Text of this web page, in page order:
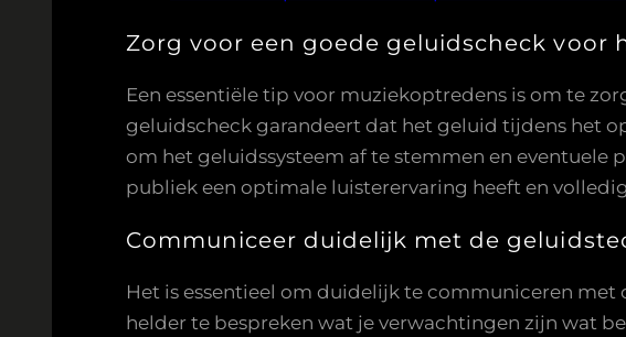
Zorg voor een goede geluidscheck voor
Een essentiële tip voor muziekoptredens is om te
geluidscheck garandeert dat het geluid tijdens het
om het geluidssysteem af te stemmen en eventuele
publiek een optimale luisterervaring heeft en
Communiceer duidelijk met de
Het is essentieel om duidelijk te communiceren
helder te bespreken wat je verwachtingen zijn wat